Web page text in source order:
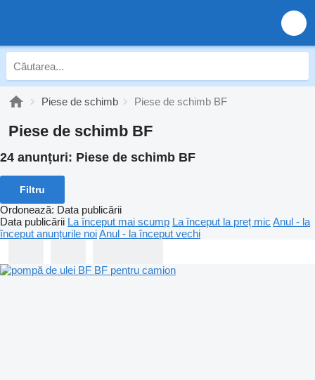
Piese de schimb Piese de schimb BF
Piese de schimb BF
24 anunțuri: Piese de schimb BF
Filtru
Ordonează: Data publicării
Data publicării La început mai scump La început la preț mic Anul - la
început anunțurile noiAnul - la început vechi